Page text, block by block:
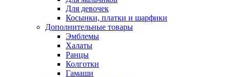
Для девочек
Косынки, платки и шарфики
Дополнительные товары
Эмблемы
Халаты
Ранцы
Колготки
Гамаши